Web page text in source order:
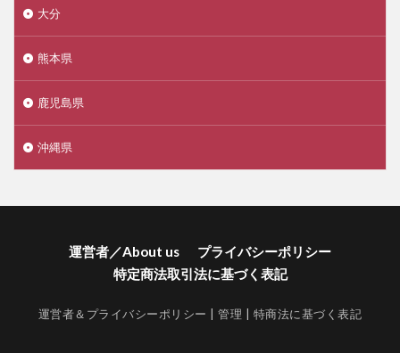
大分
熊本県
鹿児島県
沖縄県
運営者／About us
プライバシーポリシー
特定商法取引法に基づく表記
運営者＆プライバシーポリシー |管理 | 特商法に基づく表記